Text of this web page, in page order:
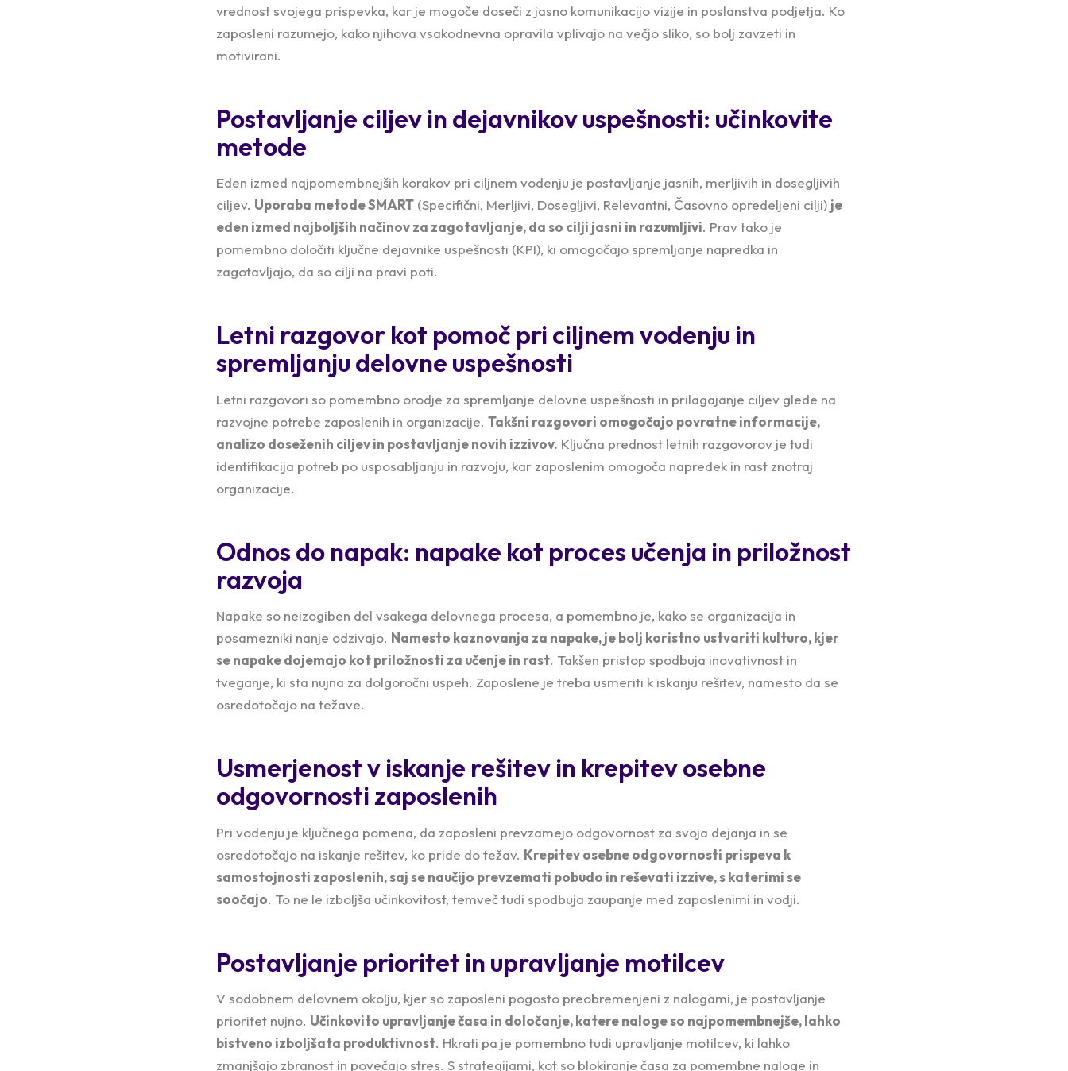
vrednost svojega prispevka, kar je mogoče doseči z jasno komunikacijo vizije in poslanstva podjetja. Ko
zaposleni razumejo, kako njihova vsakodnevna opravila vplivajo na večjo sliko, so bolj zavzeti in
motivirani.
Postavljanje ciljev in dejavnikov uspešnosti: učinkovite
metode
Eden izmed najpomembnejših korakov pri ciljnem vodenju je postavljanje jasnih, merljivih in dosegljivih
ciljev. Uporaba metode SMART (Specifični, Merljivi, Dosegljivi, Relevantni, Časovno opredeljeni cilji) je
eden izmed najboljših načinov za zagotavljanje, da so cilji jasni in razumljivi. Prav tako je
pomembno določiti ključne dejavnike uspešnosti (KPI), ki omogočajo spremljanje napredka in
zagotavljajo, da so cilji na pravi poti.
Letni razgovor kot pomoč pri ciljnem vodenju in
spremljanju delovne uspešnosti
Letni razgovori so pomembno orodje za spremljanje delovne uspešnosti in prilagajanje ciljev glede na
razvojne potrebe zaposlenih in organizacije. Takšni razgovori omogočajo povratne informacije,
analizo doseženih ciljev in postavljanje novih izzivov. Ključna prednost letnih razgovorov je tudi
identifikacija potreb po usposabljanju in razvoju, kar zaposlenim omogoča napredek in rast znotraj
organizacije.
Odnos do napak: napake kot proces učenja in priložnost
razvoja
Napake so neizogiben del vsakega delovnega procesa, a pomembno je, kako se organizacija in
posamezniki nanje odzivajo. Namesto kaznovanja za napake, je bolj koristno ustvariti kulturo, kjer
se napake dojemajo kot priložnosti za učenje in rast. Takšen pristop spodbuja inovativnost in
tveganje, ki sta nujna za dolgoročni uspeh. Zaposlene je treba usmeriti k iskanju rešitev, namesto da se
osredotočajo na težave.
Usmerjenost v iskanje rešitev in krepitev osebne
odgovornosti zaposlenih
Pri vodenju je ključnega pomena, da zaposleni prevzamejo odgovornost za svoja dejanja in se
osredotočajo na iskanje rešitev, ko pride do težav. Krepitev osebne odgovornosti prispeva k
samostojnosti zaposlenih, saj se naučijo prevzemati pobudo in reševati izzive, s katerimi se
soočajo. To ne le izboljša učinkovitost, temveč tudi spodbuja zaupanje med zaposlenimi in vodji.
Postavljanje prioritet in upravljanje motilcev
V sodobnem delovnem okolju, kjer so zaposleni pogosto preobremenjeni z nalogami, je postavljanje
prioritet nujno. Učinkovito upravljanje časa in določanje, katere naloge so najpomembnejše, lahko
bistveno izboljšata produktivnost. Hkrati pa je pomembno tudi upravljanje motilcev, ki lahko
zmanjšajo zbranost in povečajo stres. S strategijami, kot so blokiranje časa za pomembne naloge in